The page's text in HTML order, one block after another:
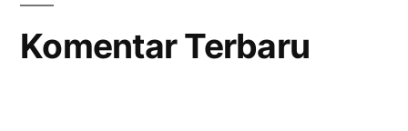
Komentar Terbaru